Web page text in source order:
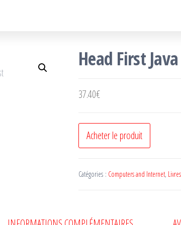
Head First
37.40€
Acheter le produit
Catégories : Computers and Internet,